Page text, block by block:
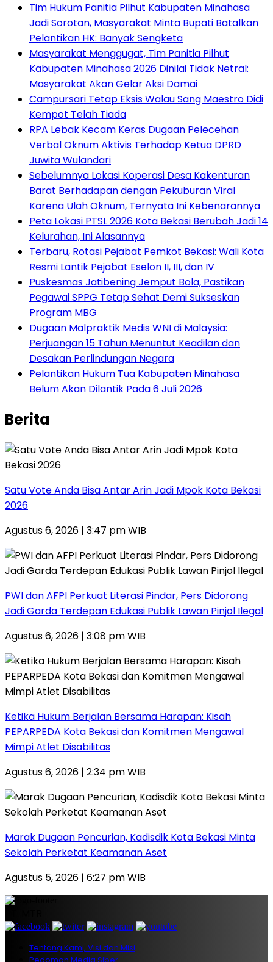
Tim Hukum Panitia Pilhut Kabupaten Minahasa
Jadi Sorotan, Masyarakat Minta Bupati Batalkan
Pelantikan HK: Banyak Sengketa
Masyarakat Menggugat, Tim Panitia Pilhut
Kabupaten Minahasa 2026 Dinilai Tidak Netral:
Masyarakat Akan Gelar Aksi Damai
Campursari Tetap Eksis Walau Sang Maestro Didi
Kempot Telah Tiada
RPA Lebak Kecam Keras Dugaan Pelecehan
Verbal Oknum Aktivis Terhadap Ketua DPRD
Juwita Wulandari
Sebelumnya Lokasi Koperasi Desa Kakenturan
Barat Berhadapan dengan Pekuburan Viral
Karena Ulah Oknum, Ternyata Ini Kebenarannya
Peta Lokasi PTSL 2026 Kota Bekasi Berubah Jadi 14
Kelurahan, Ini Alasannya
‎Terbaru, Rotasi Pejabat Pemkot Bekasi: Wali Kota
Resmi Lantik Pejabat Eselon II, III, dan IV ‎
Puskesmas Jatibening Jemput Bola, Pastikan
Pegawai SPPG Tetap Sehat Demi Sukseskan
Program MBG
‎Dugaan Malpraktik Medis WNI di Malaysia:
Perjuangan 15 Tahun Menuntut Keadilan dan
Desakan Perlindungan Negara
Pelantikan Hukum Tua Kabupaten Minahasa
Belum Akan Dilantik Pada 6 Juli 2026
Berita
Satu Vote Anda Bisa Antar Arin Jadi Mpok Kota Bekasi
2026
Agustus 6, 2026 | 3:47 pm WIB
PWI dan AFPI Perkuat Literasi Pindar, Pers Didorong
Jadi Garda Terdepan Edukasi Publik Lawan Pinjol Ilegal
Agustus 6, 2026 | 3:08 pm WIB
Ketika Hukum Berjalan Bersama Harapan: Kisah
PEPARPEDA Kota Bekasi dan Komitmen Mengawal
Mimpi Atlet Disabilitas
Agustus 6, 2026 | 2:34 pm WIB
‎Marak Dugaan Pencurian, Kadisdik Kota Bekasi Minta
Sekolah Perketat Keamanan Aset
Agustus 5, 2026 | 6:27 pm WIB
Tentang Kami, Visi dan Misi